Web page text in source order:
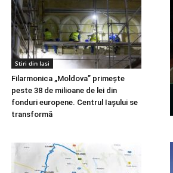
Stiri din Iasi
Filarmonica „Moldova” primește
peste 38 de milioane de lei din
fonduri europene. Centrul Iașului se
transformă